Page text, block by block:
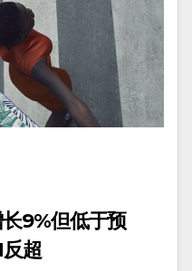
9%但低于预
超